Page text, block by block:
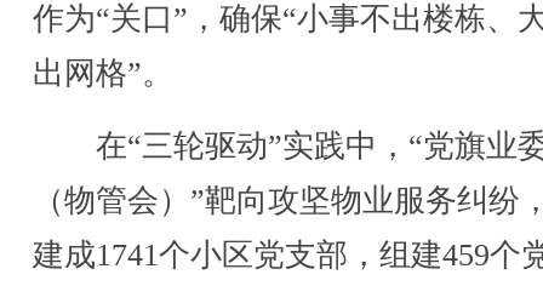
作为“关口”，确保“小事不出楼栋、
出网格”。
在“三轮驱动”实践中，“党旗业
（物管会）”靶向攻坚物业服务纠纷
建成1741个小区党支部，组建459个